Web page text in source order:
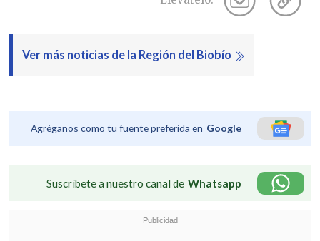
Ver más noticias de la Región del Biobío
Agréganos como tu fuente preferida en Google
Suscríbete a nuestro canal de Whatsapp